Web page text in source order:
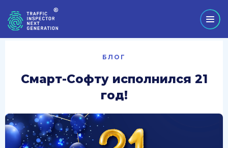
БЛОГ
Смарт-Софту исполнился 21
год!